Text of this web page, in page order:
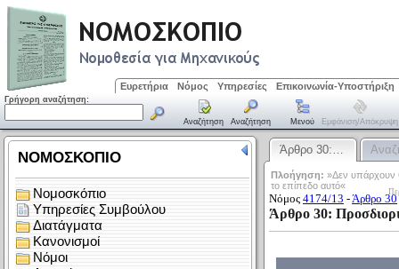
Ευρετήρια Νόμος Υπηρεσίες Επικοινωνία-Υποστήριξη
Γρήγορη αναζήτηση:
Αναζήτηση Αναζήτηση Μενού Εμφάνιση/απόκρυψη
Άρθρο 30:…